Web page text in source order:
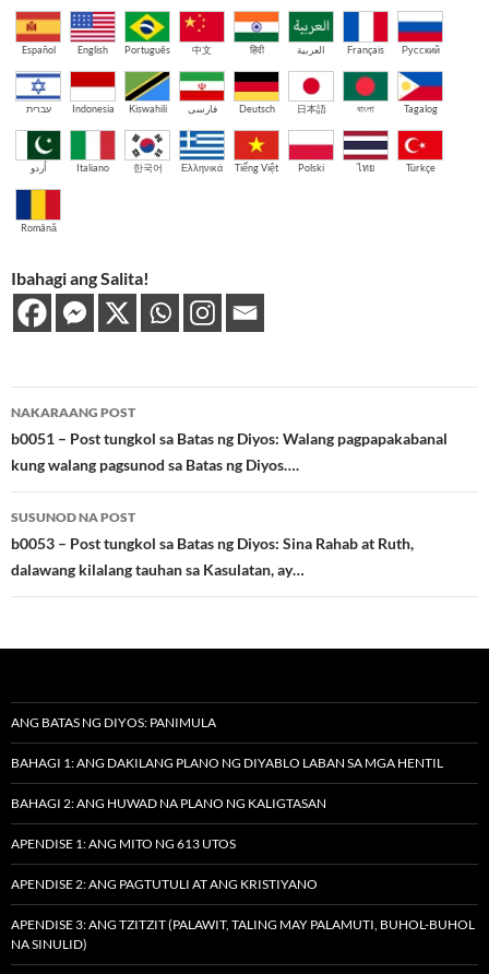
Español English Português 中文 हिंदी العربية Français Русский
עברית Indonesia Kiswahili فارسی Deutsch 日本語 বাংলা Tagalog
اُردو Italiano 한국어 Ελληνικά Tiếng Việt Polski ไทย Türkçe
Română
Ibahagi ang Salita!
Post
navigation
NAKARAANG POST
b0051 – Post tungkol sa Batas ng Diyos: Walang pagpapakabanal
kung walang pagsunod sa Batas ng Diyos….
SUSUNOD NA POST
b0053 – Post tungkol sa Batas ng Diyos: Sina Rahab at Ruth,
dalawang kilalang tauhan sa Kasulatan, ay…
ANG BATAS NG DIYOS: PANIMULA
BAHAGI 1: ANG DAKILANG PLANO NG DIYABLO LABAN SA MGA HENTIL
BAHAGI 2: ANG HUWAD NA PLANO NG KALIGTASAN
APENDISE 1: ANG MITO NG 613 UTOS
APENDISE 2: ANG PAGTUTULI AT ANG KRISTIYANO
APENDISE 3: ANG TZITZIT (PALAWIT, TALING MAY PALAMUTI, BUHOL-BUHOL
NA SINULID)